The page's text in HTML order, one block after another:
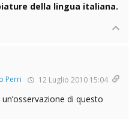
della lingua italiana.
Perri 12 Luglio 2010 15:04
di questo